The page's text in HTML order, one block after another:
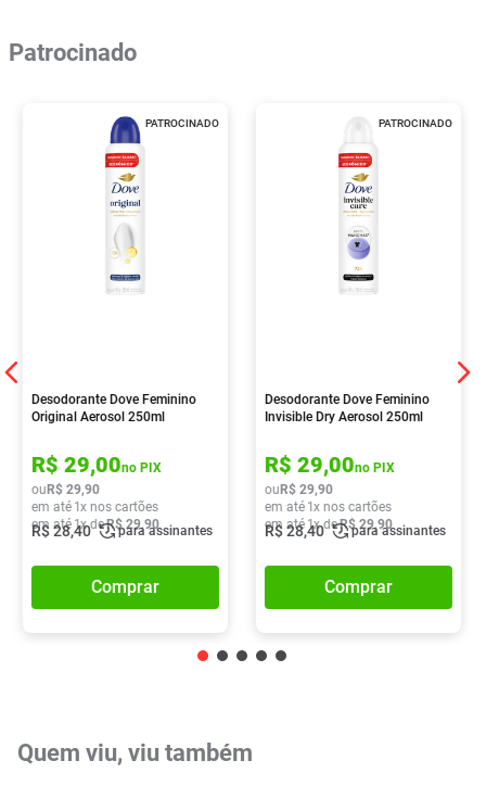
Patrocinado
PATROCINADO
Desodorante Dove Feminino
Original Aerosol 250ml
R$ 29,00no PIX
ou R$ 29,90
em até 1x nos cartões
em até 1x deR$ 29,90
R$28,40 para assinantes
Comprar
PATROCINADO
Desodorante Dove Feminino
Invisible Dry Aerosol 250ml
R$ 29,00no PIX
ou R$ 29,90
em até 1x nos cartões
em até 1x deR$ 29,90
R$28,40 para assinantes
Comprar
Quem viu, viu também